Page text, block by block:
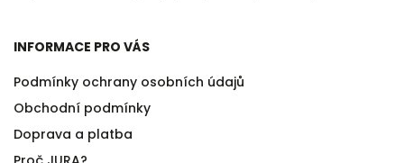
INFORMACE PRO VÁS
Podmínky ochrany osobních údajů
Obchodní podmínky
Doprava a platba